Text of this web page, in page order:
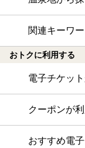
関連キーワ
おトクに利用する
電子チケッ
クーポンが
おすすめ電